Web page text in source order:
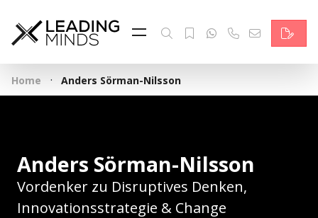
Feed & News
Reading Minds
Themen
Wer wir sind
Kontakt
Home · Anders Sörman-Nilsson
Anders Sörman-Nilsson
Vordenker zu Disruptives Denken,
Innovationsstrategie & Change